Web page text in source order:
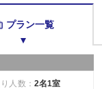
プラン一覧
人数： 2名1室